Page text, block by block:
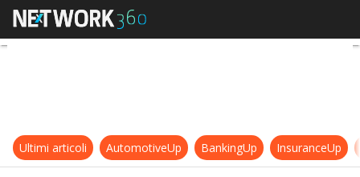
Data masking: come ottimizzare
Ultimi articoli AutomotiveUp BankingUp InsuranceUp